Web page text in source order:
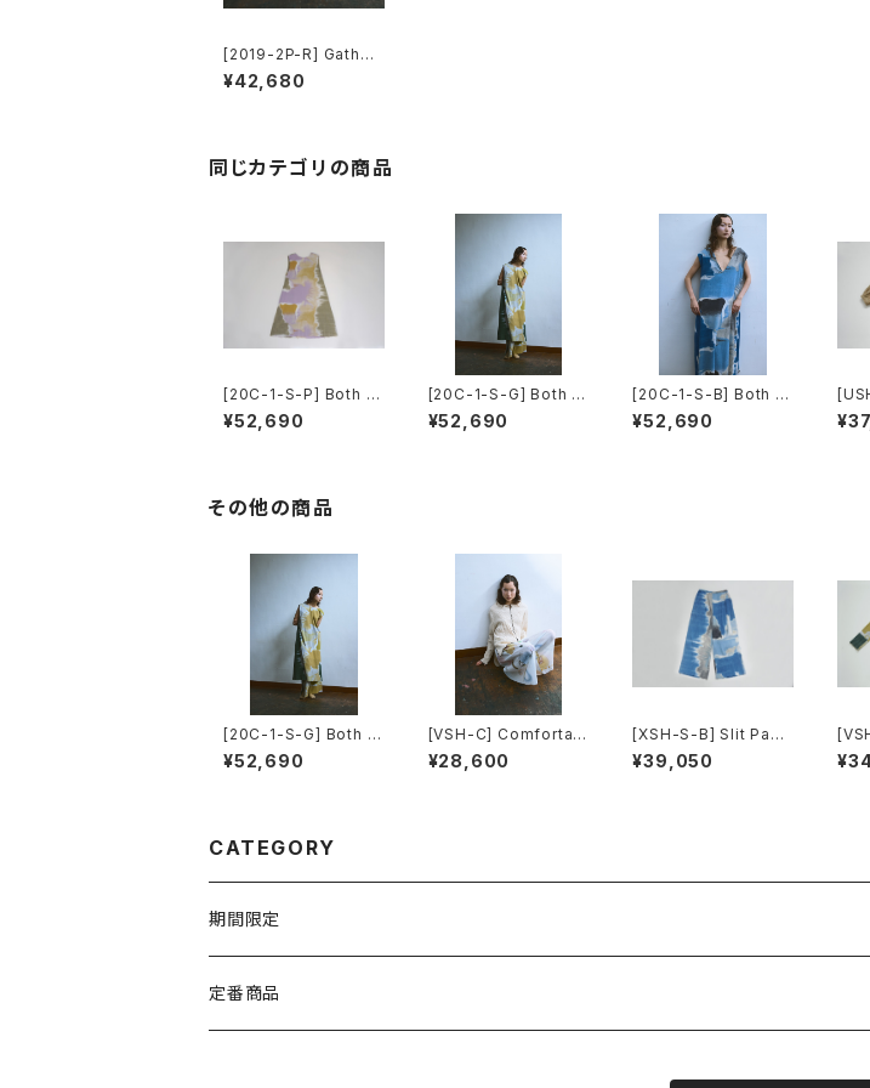
[2019-2P-R] Gather
Wide Pants
¥42,680
同じカテゴリの商品
[20C-1-S-P] Both W
ay Dress
¥52,690
[20C-1-S-G] Both W
ay Dress
¥52,690
[20C-1-S-B] Both W
ay Dress
¥52,690
y
その他の商品
[20C-1-S-G] Both W
ay Dress
¥52,690
[VSH-C] Comfortabl
e Tops(Long Sleev
e)
¥28,600
[XSH-S-B] Slit Pant
s
¥39,050
CATEGORY
期間限定
TEXTILE
定番商品